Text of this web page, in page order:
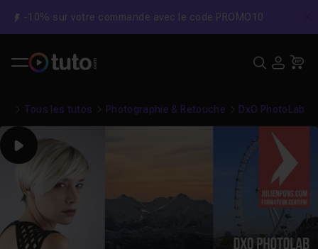
-10% sur votre commande avec le code PROMO10
Tous les tutos Photographie & Retouche DxO PhotoLab
Play